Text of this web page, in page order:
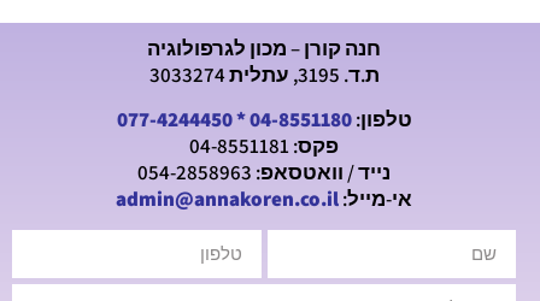
חנה קורן – מכון לגרפולוגיה
ת.ד. 3195, עתלית 3033274
טלפון:04-8551180
*
077-4244450
פקס: 04-8551181
נייד / וואטסאפ: 054-2858963
אי-מייל:admin@annakoren.co.il